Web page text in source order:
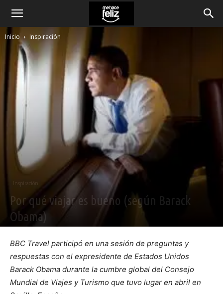
Inicio Inspiración
Por qué viajar es bueno (según Barack
Obama)
BBC Travel participó en una sesión de preguntas y
respuestas con el expresidente de Estados Unidos
Barack Obama durante la cumbre global del Consejo
Mundial de Viajes y Turismo que tuvo lugar en abril en